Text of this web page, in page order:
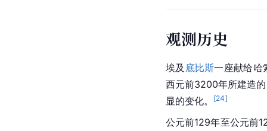
观测历史
埃及 底比斯一座献给哈
西元前3200年所建造
显的变化。
[24]
公元前129年至公元前